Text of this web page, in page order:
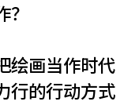
绘画当作时代
行的行动方式